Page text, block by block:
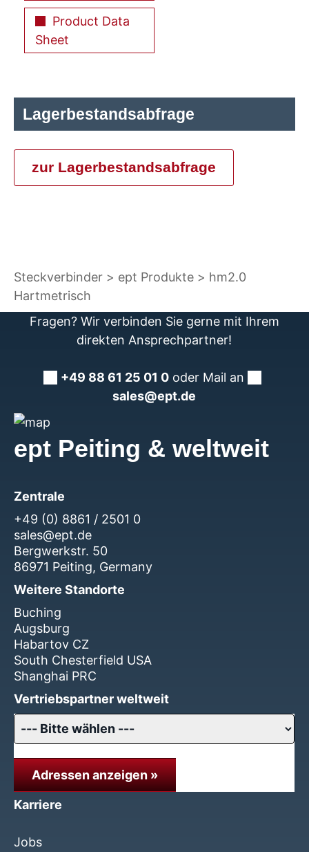
Product Data
Sheet
Lagerbestandsabfrage
zur Lagerbestandsabfrage
Steckverbinder ept Produkte
hm2.0
Hartmetrisch
Fragen? Wir verbinden Sie gerne mit Ihrem
direkten Ansprechpartner!
+49 88 61 25 01 0 oder Mail an
sales@ept.de
ept Peiting & weltweit
Zentrale
+49 (0) 8861 / 2501 0
sales@ept.de
Bergwerkstr. 50
86971 Peiting, Germany
Weitere Standorte
Buching
Augsburg
Habartov CZ
South Chesterfield USA
Shanghai PRC
Vertriebspartner weltweit
Adressen anzeigen »
Karriere
Jobs